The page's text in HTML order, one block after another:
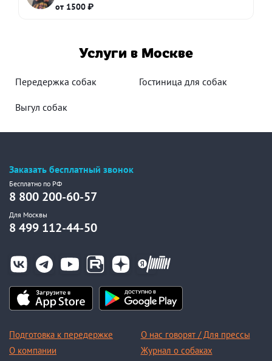
от 1500 ₽
Услуги в Москве
Передержка собак Гостиница для собак
Выгул собак
Заказать бесплатный звонок
Бесплатно по РФ
8 800 200-60-57
Для Москвы
8 499 112-44-50
Подготовка к передержке
О компании
О нас говорят / Для прессы
Журнал о собаках